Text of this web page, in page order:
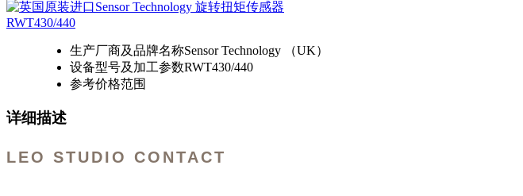
生产厂商及品牌名称Sensor Technology （UK）
设备型号及加工参数RWT430/440
参考价格范围
详细描述
LEO STUDIO CONTACT